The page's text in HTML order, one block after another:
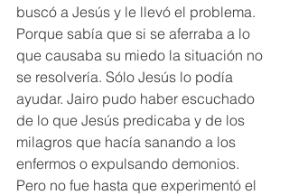
buscó a Jesús y le llevó el problema.
Porque sabía que si se aferraba a lo
que causaba su miedo la situación no
se resolvería. Sólo Jesús lo podía
ayudar. Jairo pudo haber escuchado
de lo que Jesús predicaba y de los
milagros que hacía sanando a los
enfermos o expulsando demonios.
Pero no fue hasta que experimentó el